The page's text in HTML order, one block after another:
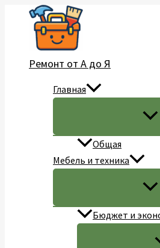
Перейти
содержимому
Ремонт от А до Я
Главная
Общая
Мебель и техника
Бюджет и